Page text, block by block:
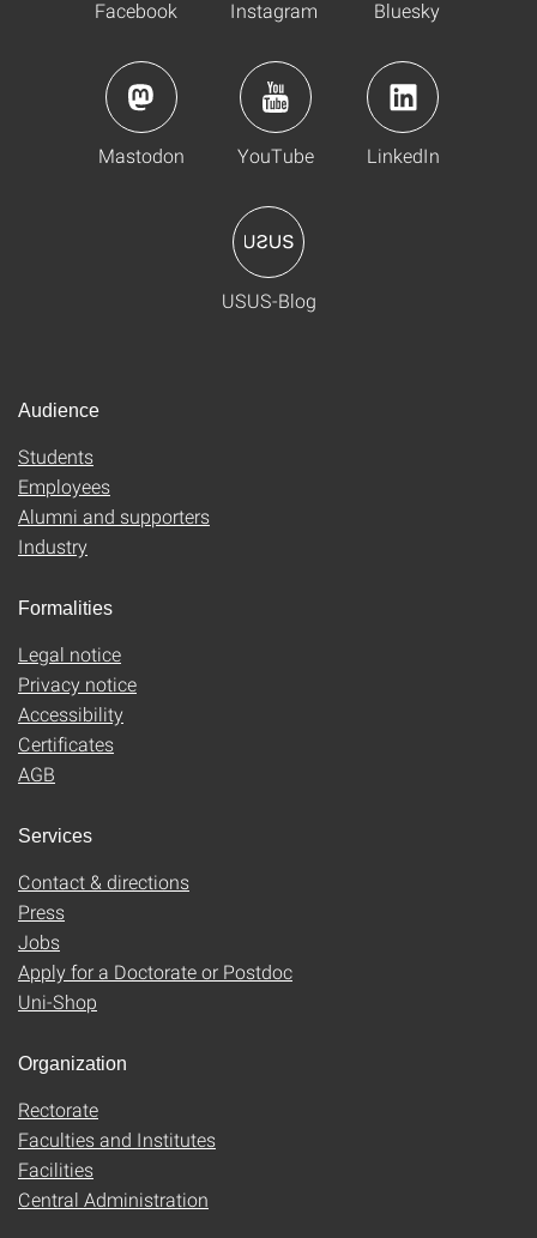
Facebook Instagram Bluesky
Mastodon YouTube LinkedIn
USUS-Blog
Audience
Students
Employees
Alumni and supporters
Industry
Formalities
Legal notice
Privacy notice
Accessibility
Certificates
AGB
Services
Contact & directions
Press
Jobs
Apply for a Doctorate or Postdoc
Uni-Shop
Organization
Rectorate
Faculties and Institutes
Facilities
Central Administration